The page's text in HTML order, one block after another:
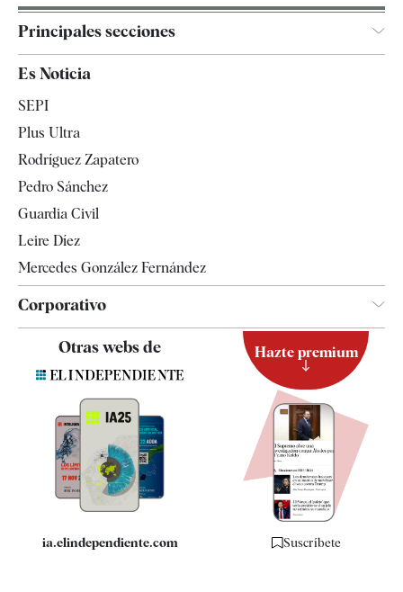
Principales secciones
Televisión
Es Noticia
SEPI
Plus Ultra
Rodríguez Zapatero
Pedro Sánchez
Guardia Civil
Leire Díez
Mercedes González Fernández
Corporativo
Quiénes somos
Especificaciones
Otras webs de
ia.elindependiente.com
Hazte premium
Suscríbete